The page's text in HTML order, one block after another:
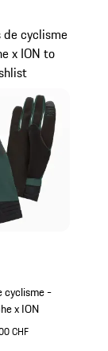
-
x ION
CHF
de cyclisme
x ION to